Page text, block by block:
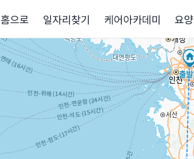
홈으로 일자리찾기 케어아카데미 요